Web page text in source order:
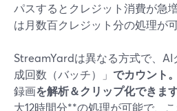
パスするとクレジット消費が急
は月数百クレジット分の処理が可
StreamYardは異なる方式で、
成回数（バッチ）」 でカウント
録画を解析＆クリップ化できま
大12時間分**の処理が可能で、